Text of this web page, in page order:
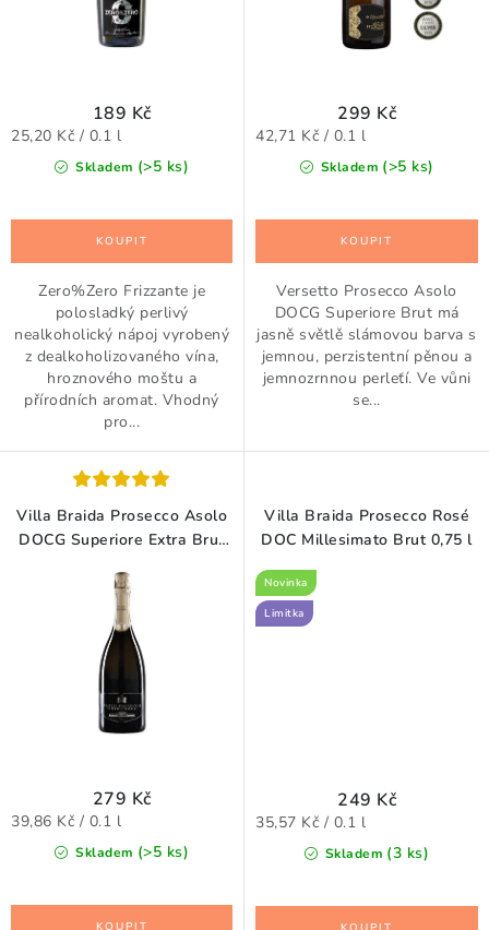
Skladem (>5 ks)
189 Kč
Měrná
25,20 Kč / 0.1 l
Zero%Zero Frizzante je
polosladký perlivý
nealkoholický nápoj vyrobený
z dealkoholizovaného vína,
hroznového moštu a
přírodních aromat. Vhodný
pro...
Skladem (>5 ks)
299 Kč
Měrná
42,71 Kč / 0.1 l
Versetto Prosecco Asolo
DOCG Superiore Brut má
jasně světlě slámovou barva s
jemnou, perzistentní pěnou a
jemnozrnnou perleťí. Ve vůni
se...
Villa Braida Prosecco Asolo
DOCG Superiore Extra Brut
Skladem (>5 ks)
279 Kč
Měrná
39,86 Kč / 0.1 l
Villa Braida Prosecco Rosé
DOC Millesimato Brut 0,75 l
Novinka
Limitka
Skladem (3 ks)
249 Kč
Měrná
35,57 Kč / 0.1 l